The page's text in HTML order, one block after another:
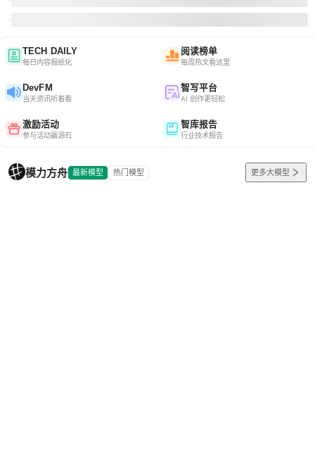
TECH DAILY
每日内容报纸化
阅读榜单
每周热文看这里
DevFM
当天资讯听着看
智写平台
AI 创作更轻松
激励活动
参与活动赢源石
智库报告
行业技术报告
模力方舟 最新模型 热门模型 更多大模型